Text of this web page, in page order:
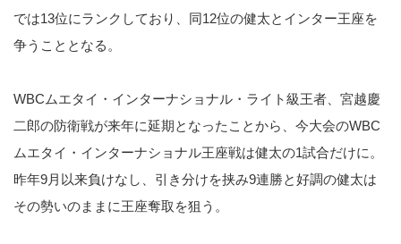
では13位にランクしており、同12位の健太とインター王座を
争うこととなる。
WBCムエタイ・インターナショナル・ライト級王者、宮越慶
二郎の防衛戦が来年に延期となったことから、今大会のWBC
ムエタイ・インターナショナル王座戦は健太の1試合だけに。
昨年9月以来負けなし、引き分けを挟み9連勝と好調の健太は
その勢いのままに王座奪取を狙う。